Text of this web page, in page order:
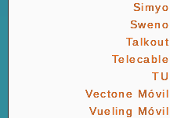
Simyo
Sweno
Talkout
Telecable
TU
Vectone Móvil
Vueling Móvil